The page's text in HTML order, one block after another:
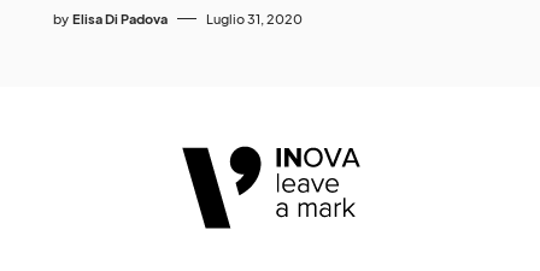
by Elisa Di Padova Luglio 31, 2020